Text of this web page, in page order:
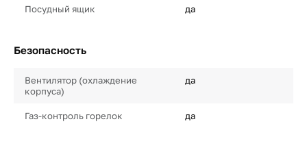
Посудный ящик да
Безопасность
Вентилятор (охлаждение
корпуса)
да
Газ-контроль горелок да